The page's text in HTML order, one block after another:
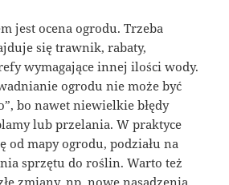
jest ocena ogrodu. Trzeba
się trawnik, rabaty,
wymagające innej ilości wody.
ogrodu nie może być
bo nawet niewielkie błędy
lub przelania. W praktyce
od mapy ogrodu, podziału na
sprzętu do roślin. Warto też
zmiany, np. nowe nasadzenia